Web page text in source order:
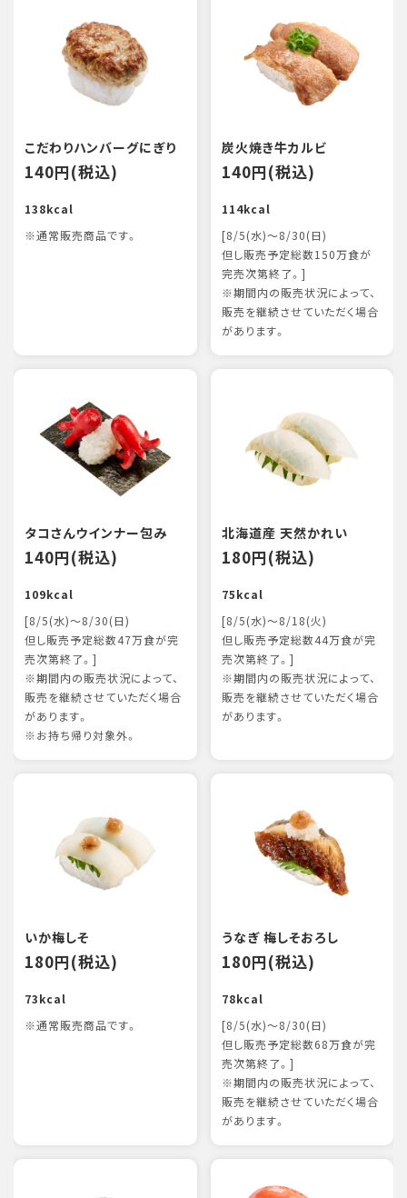
こだわりハンバーグにぎり
140円(税込)
138kcal
※通常販売商品です。
炭火焼き牛カルビ
140円(税込)
114kcal
[8/5(水)～8/30(日)
但し販売予定総数150万食が
完売次第終了。]
※期間内の販売状況によって、
販売を継続させていただく場合
があります。
タコさんウインナー包み
140円(税込)
109kcal
[8/5(水)～8/30(日)
但し販売予定総数47万食が完
売次第終了。]
※期間内の販売状況によって、
販売を継続させていただく場合
があります。
※お持ち帰り対象外。
北海道産 天然かれい
180円(税込)
75kcal
[8/5(水)～8/18(火)
但し販売予定総数44万食が完
売次第終了。]
※期間内の販売状況によって、
販売を継続させていただく場合
があります。
いか梅しそ
180円(税込)
73kcal
※通常販売商品です。
うなぎ 梅しそおろし
180円(税込)
78kcal
[8/5(水)～8/30(日)
但し販売予定総数68万食が完
売次第終了。]
※期間内の販売状況によって、
販売を継続させていただく場合
があります。